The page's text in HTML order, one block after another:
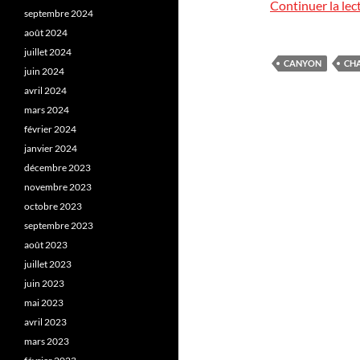
Continuer la
CANYON
septembre 2024
août 2024
juillet 2024
juin 2024
avril 2024
mars 2024
février 2024
janvier 2024
décembre 2023
novembre 2023
octobre 2023
septembre 2023
août 2023
juillet 2023
juin 2023
mai 2023
avril 2023
mars 2023